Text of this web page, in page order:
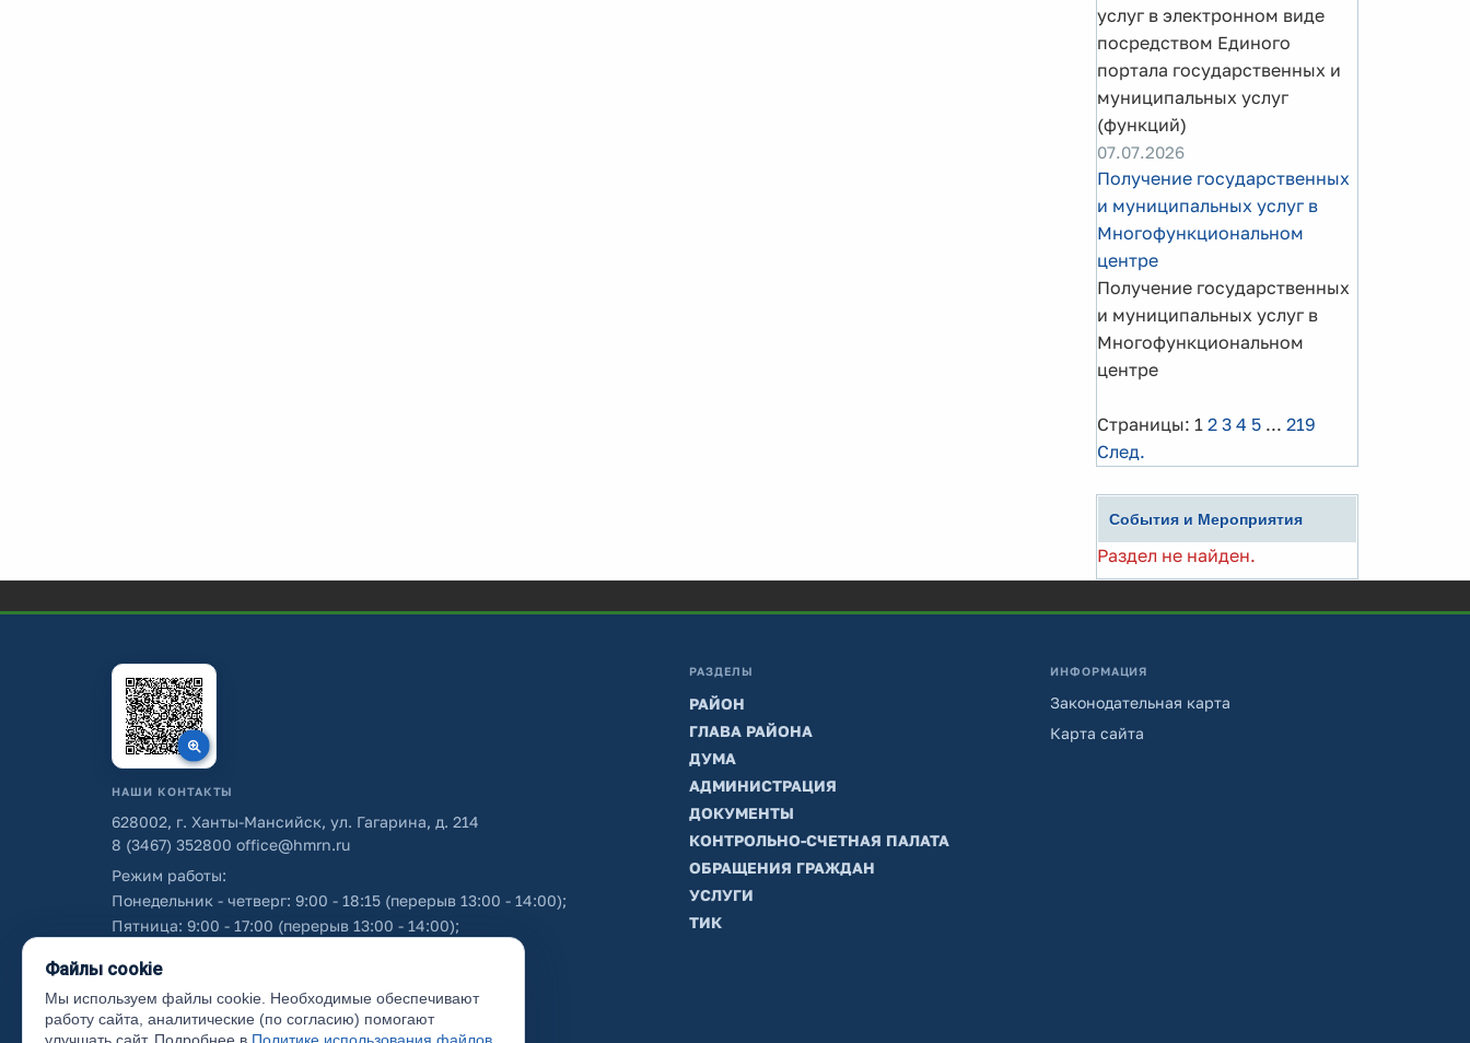
услуг в электронном виде
посредством Единого
портала государственных и
муниципальных услуг
(функций)
07.07.2026
Получение государственных
и муниципальных услуг в
Многофункциональном
центре
Получение государственных
и муниципальных услуг в
Многофункциональном
центре
Страницы: 1 2 3 4 5 ... 219
След.
События и Мероприятия
Раздел не найден.
НАШИ КОНТАКТЫ
628002, г. Ханты-Мансийск, ул. Гагарина, д. 214
8 (3467) 352800 office@hmrn.ru
Режим работы:
Понедельник - четверг: 9:00 - 18:15 (перерыв 13:00 - 14:00);
Пятница: 9:00 - 17:00 (перерыв 13:00 - 14:00);
Об использовании персональных данных
РАЗДЕЛЫ
РАЙОН
ГЛАВА РАЙОНА
ДУМА
АДМИНИСТРАЦИЯ
ДОКУМЕНТЫ
КОНТРОЛЬНО-СЧЕТНАЯ ПАЛАТА
ОБРАЩЕНИЯ ГРАЖДАН
УСЛУГИ
ТИК
ИНФОРМАЦИЯ
Законодательная карта
Карта сайта
Файлы cookie
Мы используем файлы cookie. Необходимые обеспечивают
работу сайта, аналитические (по согласию) помогают